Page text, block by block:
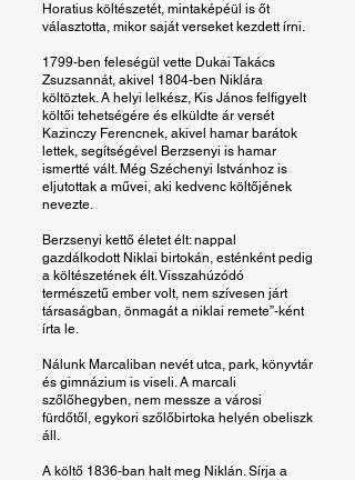
Horatius költészetét, mintaképéül is őt
választotta, mikor saját verseket kezdett írni.
1799-ben feleségül vette Dukai Takács
Zsuzsannát, akivel 1804-ben Niklára
költöztek. A helyi lelkész, Kis János felfigyelt
költői tehetségére és elküldte ár versét
Kazinczy Ferencnek, akivel hamar barátok
lettek, segítségével Berzsenyi is hamar
ismertté vált. Még Széchenyi Istvánhoz is
eljutottak a művei, aki kedvenc költőjének
nevezte.
Berzsenyi kettő életet élt: nappal
gazdálkodott Niklai birtokán, esténként pedig
a költészetének élt. Visszahúzódó
természetű ember volt, nem szívesen járt
társaságban, önmagát a niklai remete”-ként
írta le.
Nálunk Marcaliban nevét utca, park, könyvtár
és gimnázium is viseli. A marcali
szőlőhegyben, nem messze a városi
fürdőtől, egykori szőlőbirtoka helyén obeliszk
áll.
A költő 1836-ban halt meg Niklán. Sírja a